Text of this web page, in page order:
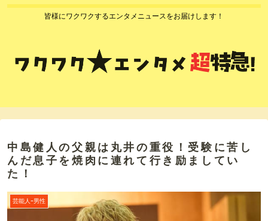
皆様にワクワクするエンタメニュースをお届けします！
中島健人の父親は丸井の重役！受験に苦し
んだ息子を焼肉に連れて行き励ましてい
た！
芸能人ｰ男性